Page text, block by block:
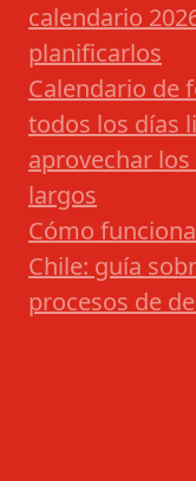
calendario
planificarlos
Calendario de
todos los días
aprovechar
largos
Cómo
Chile: guía
procesos de